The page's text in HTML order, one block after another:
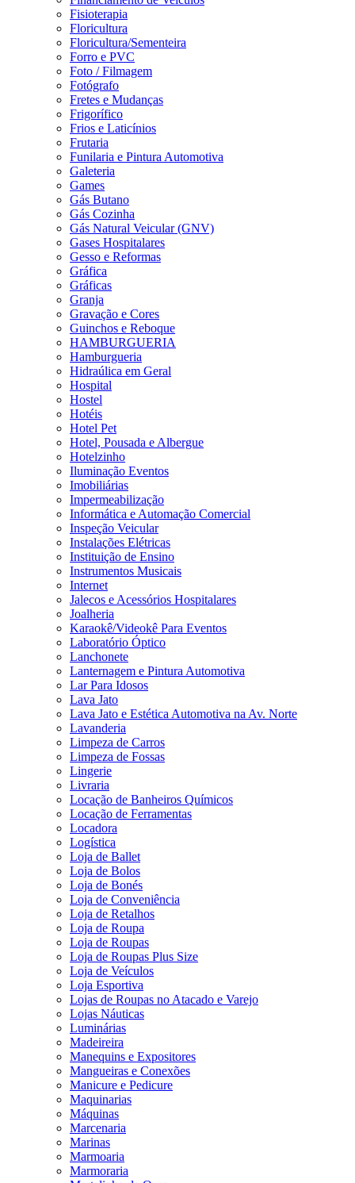
Fisioterapia
Floricultura
Floricultura/Sementeira
Forro e PVC
Foto / Filmagem
Fotógrafo
Fretes e Mudanças
Frigorífico
Frios e Laticínios
Frutaria
Funilaria e Pintura Automotiva
Galeteria
Games
Gás Butano
Gás Cozinha
Gás Natural Veicular (GNV)
Gases Hospitalares
Gesso e Reformas
Gráfica
Gráficas
Granja
Gravação e Cores
Guinchos e Reboque
HAMBURGUERIA
Hamburgueria
Hidraúlica em Geral
Hospital
Hostel
Hotéis
Hotel Pet
Hotel, Pousada e Albergue
Hotelzinho
Iluminação Eventos
Imobiliárias
Impermeabilização
Informática e Automação Comercial
Inspeção Veicular
Instalações Elétricas
Instituição de Ensino
Instrumentos Musicais
Internet
Jalecos e Acessórios Hospitalares
Joalheria
Karaokê/Videokê Para Eventos
Laboratório Óptico
Lanchonete
Lanternagem e Pintura Automotiva
Lar Para Idosos
Lava Jato
Lava Jato e Estética Automotiva na Av. Norte
Lavanderia
Limpeza de Carros
Limpeza de Fossas
Lingerie
Livraria
Locação de Banheiros Químicos
Locação de Ferramentas
Locadora
Logística
Loja de Ballet
Loja de Bolos
Loja de Bonés
Loja de Conveniência
Loja de Retalhos
Loja de Roupa
Loja de Roupas
Loja de Roupas Plus Size
Loja de Veículos
Loja Esportiva
Lojas de Roupas no Atacado e Varejo
Lojas Náuticas
Luminárias
Madeireira
Manequins e Expositores
Mangueiras e Conexões
Manicure e Pedicure
Maquinarias
Máquinas
Marcenaria
Marinas
Marmoaria
Marmoraria